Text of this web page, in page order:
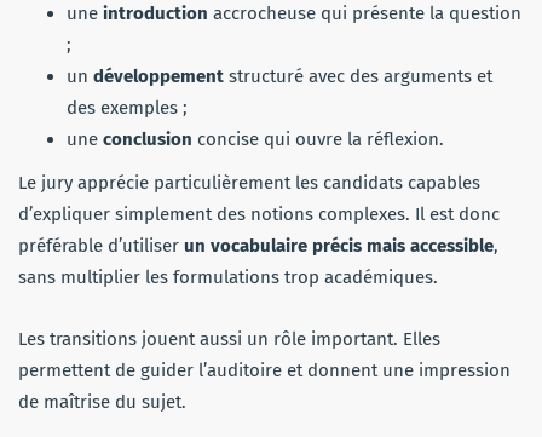
une introduction accrocheuse qui présente la question
;
un développement structuré avec des arguments et
des exemples ;
une conclusion concise qui ouvre la réflexion.
Le jury apprécie particulièrement les candidats capables
d’expliquer simplement des notions complexes. Il est donc
préférable d’utiliser un vocabulaire précis mais accessible,
sans multiplier les formulations trop académiques.
Les transitions jouent aussi un rôle important. Elles
permettent de guider l’auditoire et donnent une impression
de maîtrise du sujet.